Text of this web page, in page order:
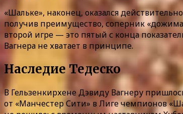
«Шальке», наконец, оказался
получив преимущество, соперник
второй игре — это пятый с конца
Вагнера не хватает в принципе.
Наследие Тедеско
В Гельзенкирхене Дэвиду Вагнеру
от «Манчестер Сити» в Лиге чемпионов